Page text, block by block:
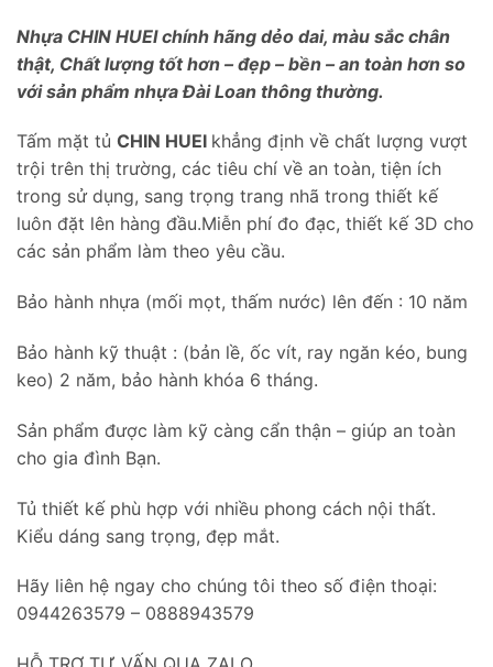
Nhựa CHIN HUEI chính hãng dẻo dai, màu sắc chân
thật, Chất lượng tốt hơn – đẹp – bền – an toàn hơn so
với sản phẩm nhựa Đài Loan thông thường.
Tấm mặt tủ CHIN HUEI khẳng định về chất lượng vượt
trội trên thị trường, các tiêu chí về an toàn, tiện ích
trong sử dụng, sang trọng trang nhã trong thiết kế
luôn đặt lên hàng đầu.Miễn phí đo đạc, thiết kế 3D cho
các sản phẩm làm theo yêu cầu.
Bảo hành nhựa (mối mọt, thấm nước) lên đến : 10 năm
Bảo hành kỹ thuật : (bản lề, ốc vít, ray ngăn kéo, bung
keo) 2 năm, bảo hành khóa 6 tháng.
Sản phẩm được làm kỹ càng cẩn thận – giúp an toàn
cho gia đình Bạn.
Tủ thiết kế phù hợp với nhiều phong cách nội thất.
Kiểu dáng sang trọng, đẹp mắt.
Hãy liên hệ ngay cho chúng tôi theo số điện thoại:
0944263579 – 0888943579